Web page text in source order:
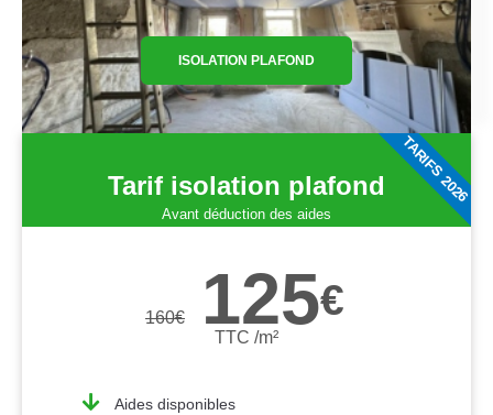
ISOLATION PLAFOND
Tarif isolation plafond
Avant déduction des aides
160€ 125€
TTC /m²
Aides disponibles
TARIFS 2026